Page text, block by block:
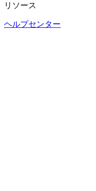
リソース
ヘルプセンター